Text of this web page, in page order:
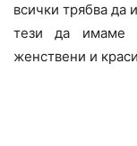
всички трябва да
тези да имаме
женствени и